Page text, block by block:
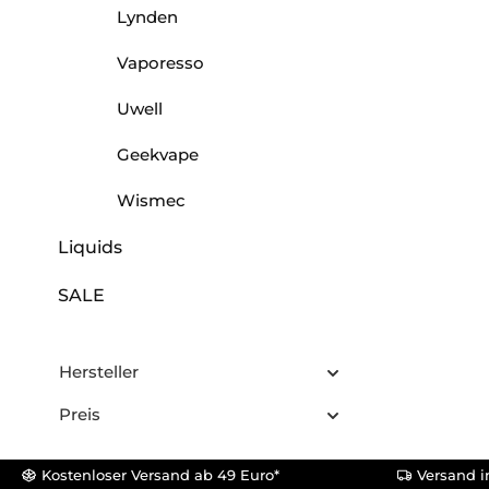
Lynden
Vaporesso
Uwell
Geekvape
Wismec
Liquids
SALE
Hersteller
Preis
Kostenloser Versand ab 49 Euro* Versand